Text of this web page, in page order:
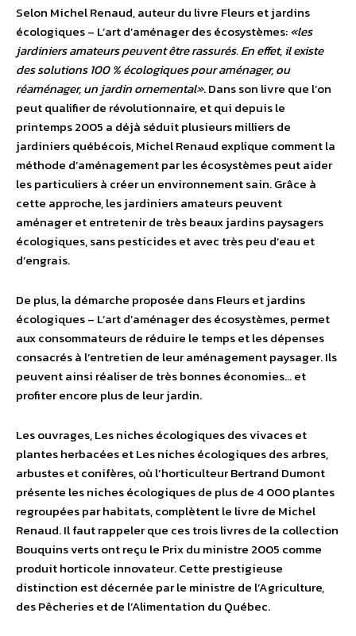
Selon Michel Renaud, auteur du livre Fleurs et jardins
écologiques – L’art d’aménager des écosystèmes:«les
jardiniers amateurs peuvent être rassurés. En effet, il existe
des solutions 100 % écologiques pour aménager, ou
réaménager, un jardin ornemental». Dans son livre que l’on
peut qualifier de révolutionnaire, et qui depuis le
printemps 2005 a déjà séduit plusieurs milliers de
jardiniers québécois, Michel Renaud explique comment la
méthode d’aménagement par les écosystèmes peut aider
les particuliers à créer un environnement sain. Grâce à
cette approche, les jardiniers amateurs peuvent
aménager et entretenir de très beaux jardins paysagers
écologiques, sans pesticides et avec très peu d’eau et
d’engrais.
De plus, la démarche proposée dans Fleurs et jardins
écologiques – L’art d’aménager des écosystèmes, permet
aux consommateurs de réduire le temps et les dépenses
consacrés à l’entretien de leur aménagement paysager. Ils
peuvent ainsi réaliser de très bonnes économies… et
profiter encore plus de leur jardin.
Les ouvrages, Les niches écologiques des vivaces et
plantes herbacées et Les niches écologiques des arbres,
arbustes et conifères, où l’horticulteur Bertrand Dumont
présente les niches écologiques de plus de 4 000 plantes
regroupées par habitats, complètent le livre de Michel
Renaud. Il faut rappeler que ces trois livres de la collection
Bouquins verts ont reçu le Prix du ministre 2005 comme
produit horticole innovateur. Cette prestigieuse
distinction est décernée par le ministre de l’Agriculture,
des Pêcheries et de l’Alimentation du Québec.